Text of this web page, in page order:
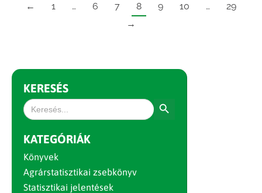
← 1 … 6 7 8 9 10 …
29
→
KERESÉS
Search
for:
KATEGÓRIÁK
Könyvek
Agrárstatisztikai zsebkönyv
Statisztikai jelentések